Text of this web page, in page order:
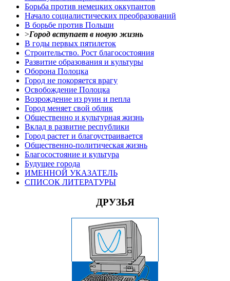
Борьба против немецких оккупантов
Начало социалистических преобразований
В борьбе против Польши
>Город вступает в новую жизнь
В годы первых пятилеток
Строительство. Рост благосостояния
Развитие образования и культуры
Оборона Полоцка
Город не покоряется врагу
Освобождение Полоцка
Возрождение из руин и пепла
Город меняет свой облик
Общественно и культурная жизнь
Вклад в развитие республики
Город растет и благоустраивается
Общественно-политическая жизнь
Благосостояние и культура
Будущее города
ИМЕННОЙ УКАЗАТЕЛЬ
СПИСОК ЛИТЕРАТУРЫ
ДРУЗЬЯ